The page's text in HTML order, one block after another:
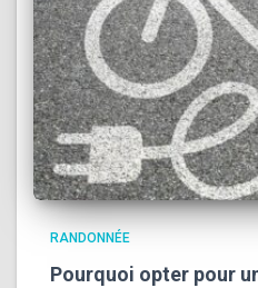
RANDONNÉE
Pourquoi opter pour